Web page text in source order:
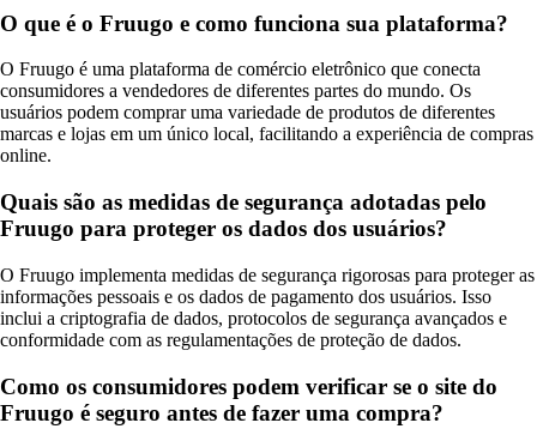
O que é o Fruugo e como funciona sua plataforma?
O Fruugo é uma plataforma de comércio eletrônico que conecta
consumidores a vendedores de diferentes partes do mundo. Os
usuários podem comprar uma variedade de produtos de diferentes
marcas e lojas em um único local, facilitando a experiência de compras
online.
Quais são as medidas de segurança adotadas pelo
Fruugo para proteger os dados dos usuários?
O Fruugo implementa medidas de segurança rigorosas para proteger as
informações pessoais e os dados de pagamento dos usuários. Isso
inclui a criptografia de dados, protocolos de segurança avançados e
conformidade com as regulamentações de proteção de dados.
Como os consumidores podem verificar se o site do
Fruugo é seguro antes de fazer uma compra?